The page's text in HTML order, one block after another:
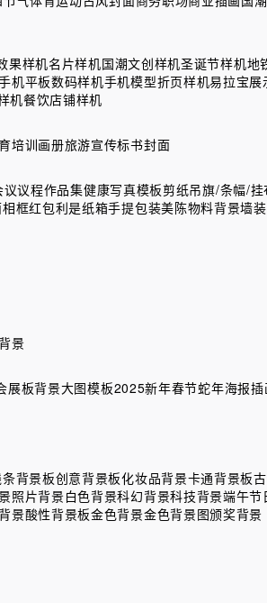
果样机名片样机国潮文创样机圣诞节样机地
机平板数码样机手机模型折页样机易拉宝展
机餐饮店铺样机
培训画册旅游宣传标书封面
议议程作品集健康写真模板剪纸吊旗/条幅/挂
相框红包利是纸箱手提包装美陈物料背景墙
景
展板背景大图模板2025新年春节蛇年海报插
背景板创意背景板化妆品背景卡通背景板
照片背景白色背景科幻背景科技背景端午节
景酸性背景板金色背景金色背景图颁奖背景